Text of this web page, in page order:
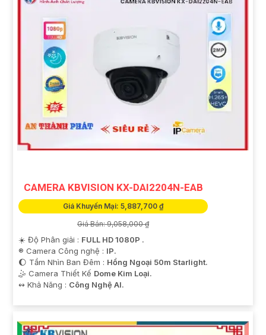
CAMERA KBVISION KX-DAI2204N-EAB
Giá Khuyến Mại: 5,887,700 ₫
Giá Bán: 9,058,000 ₫
☀️ Độ Phân giải : FULL HD 1080P .
®️ Camera Công nghệ : IP.
🌔 Tầm Nhìn Ban Đêm : Hồng Ngoại 50m Starlight.
🤹 Camera Thiết Kế Dome Kim Loại.
️↭ Khả Năng : Công Nghệ AI.